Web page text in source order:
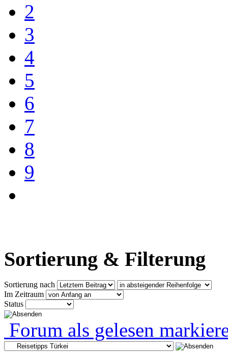
2
3
4
5
6
7
8
9
Sortierung & Filterung
Sortierung nach
Im Zeitraum
Status
Forum als gelesen